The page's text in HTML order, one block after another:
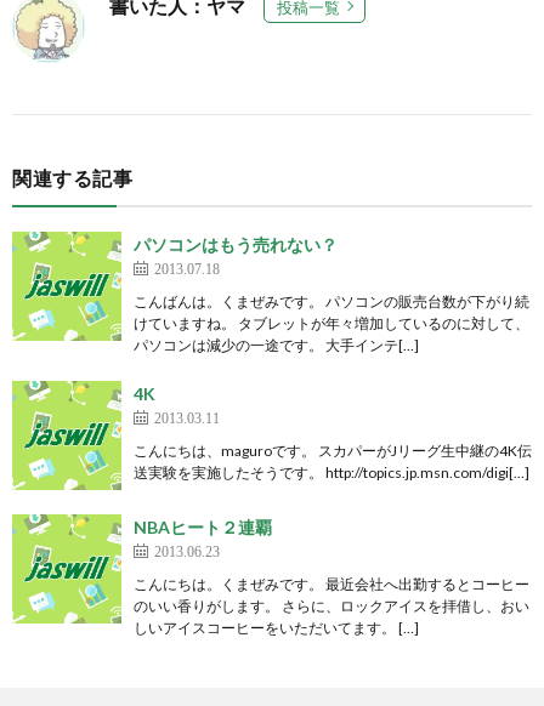
書いた人：ヤマ 投稿一覧
関連する記事
パソコンはもう売れない？
2013.07.18
こんばんは。くまぜみです。 パソコンの販売台数が下がり続
けていますね。 タブレットが年々増加しているのに対して、
パソコンは減少の一途です。 大手インテ[…]
4K
2013.03.11
こんにちは、maguroです。 スカパーがJリーグ生中継の4K伝
送実験を実施したそうです。 http://topics.jp.msn.com/digi[…]
NBAヒート２連覇
2013.06.23
こんにちは。くまぜみです。 最近会社へ出勤するとコーヒー
のいい香りがします。 さらに、ロックアイスを拝借し、おい
しいアイスコーヒーをいただいてます。 […]